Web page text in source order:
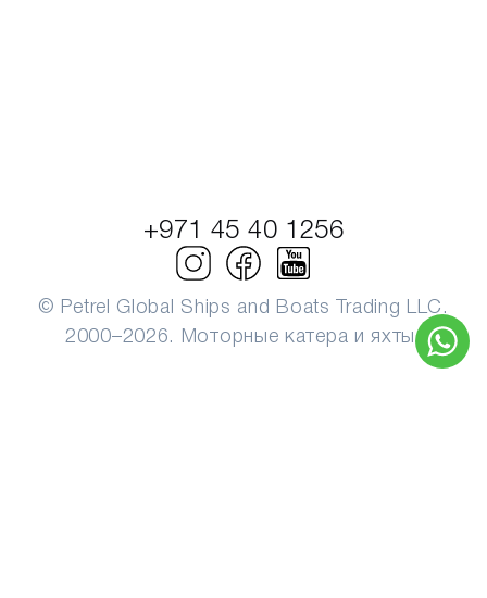
© Petrel Global Ships and Boats Trading LLC.
2000–2026. Моторные катера и яхты.
+971 45 40 1256